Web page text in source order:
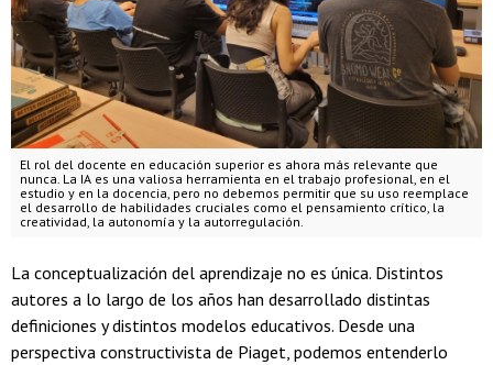
El rol del docente en educación superior es ahora más relevante que
nunca. La IA es una valiosa herramienta en el trabajo profesional, en el
estudio y en la docencia, pero no debemos permitir que su uso reemplace
el desarrollo de habilidades cruciales como el pensamiento crítico, la
creatividad, la autonomía y la autorregulación.
La conceptualización del aprendizaje no es única. Distintos
autores a lo largo de los años han desarrollado distintas
definiciones y distintos modelos educativos. Desde una
perspectiva constructivista de Piaget, podemos entenderlo